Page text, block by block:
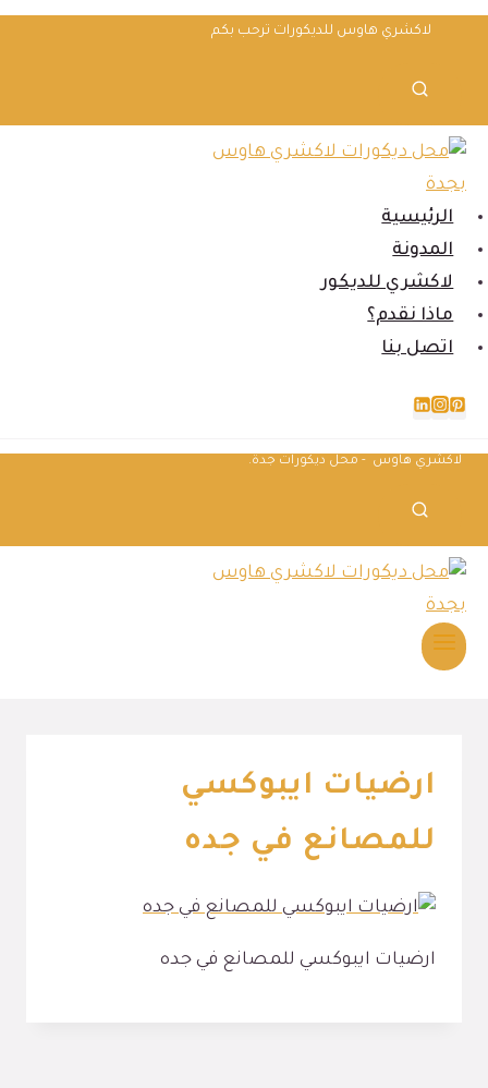
التجاوز
المحتوى
لاكشري هاوس للديكورات ترحب بكم
الرئيسية
المدونة
لاكشري للديكور
ماذا نقدم؟
اتصل بنا
لاكشري هاوس - محل ديكورات جدة.
ارضيات ايبوكسي
للمصانع في جده
ارضيات ايبوكسي للمصانع في جده